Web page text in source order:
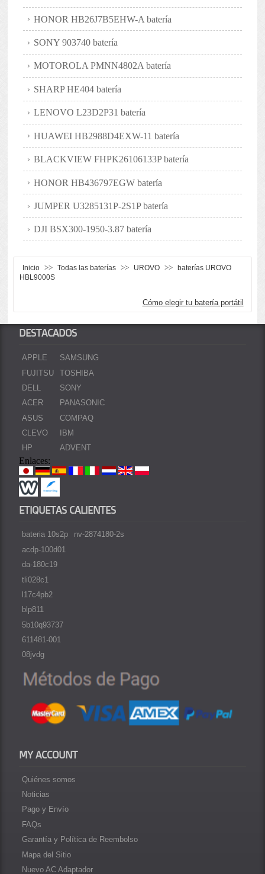
HONOR HB26J7B5EHW-A batería
SONY 903740 batería
MOTOROLA PMNN4802A batería
SHARP HE404 batería
LENOVO L23D2P31 batería
HUAWEI HB2988D4EXW-11 batería
BLACKVIEW FHPK26106133P batería
HONOR HB436797EGW batería
JUMPER U3285131P-2S1P batería
DJI BSX300-1950-3.87 batería
Inicio >> Todas las baterías >> UROVO >>
baterías UROVO
HBL9000S
Cómo elegir tu batería portátil
DESTACADOS
APPLE
FUJITSU
DELL
ACER
ASUS
CLEVO
HP
SAMSUNG
TOSHIBA
SONY
PANASONIC
COMPAQ
IBM
ADVENT
Enlaces:
ETIQUETAS CALIENTES
bateria 10s2p
acdp-100d01
da-180c19
tli028c1
l17c4pb2
blp811
5b10q93737
611481-001
08jvdg
nv-2874180-2s
MY ACCOUNT
Quiénes somos
Noticias
Pago y Envío
FAQs
Garantía y Política de Reembolso
Mapa del Sitio
Nuevo AC Adaptador